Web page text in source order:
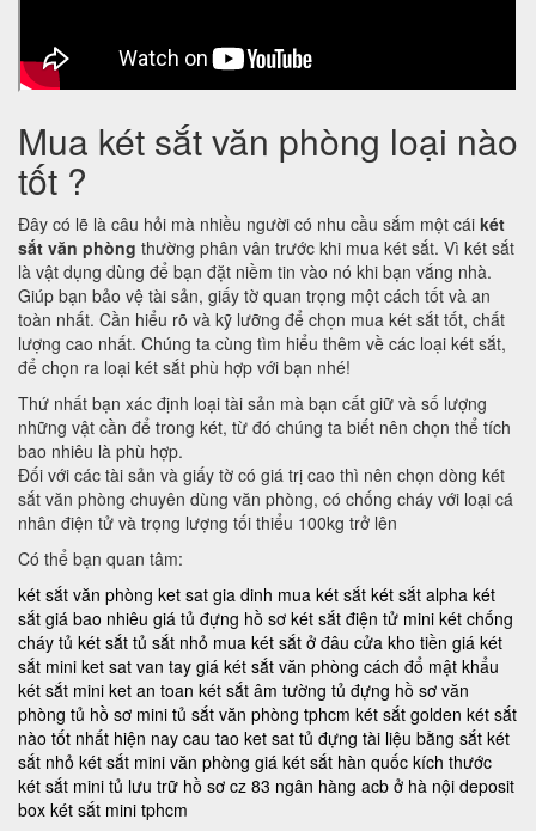
Mua két sắt văn phòng loại nào
tốt ?
Đây có lẽ là câu hỏi mà nhiều người có nhu cầu sắm một cái két
sắt văn phòng thường phân vân trước khi mua két sắt. Vì két sắt
là vật dụng dùng để bạn đặt niềm tin vào nó khi bạn vắng nhà.
Giúp bạn bảo vệ tài sản, giấy tờ quan trọng một cách tốt và an
toàn nhất. Cần hiểu rõ và kỹ lưỡng để chọn mua két sắt tốt, chất
lượng cao nhất. Chúng ta cùng tìm hiểu thêm về các loại két sắt,
để chọn ra loại két sắt phù hợp với bạn nhé!
Thứ nhất bạn xác định loại tài sản mà bạn cất giữ và số lượng
những vật cần để trong két, từ đó chúng ta biết nên chọn thể tích
bao nhiêu là phù hợp.
Đối với các tài sản và giấy tờ có giá trị cao thì nên chọn dòng két
sắt văn phòng chuyên dùng văn phòng, có chống cháy với loại cá
nhân điện tử và trọng lượng tối thiểu 100kg trở lên
Có thể bạn quan tâm:
két sắt văn phòng ket sat gia dinh mua két sắt két sắt alpha két
sắt giá bao nhiêu giá tủ đựng hồ sơ két sắt điện tử mini két chống
cháy tủ két sắt tủ sắt nhỏ mua két sắt ở đâu cửa kho tiền giá két
sắt mini ket sat van tay giá két sắt văn phòng cách đổ mật khẩu
két sắt mini ket an toan két sắt âm tường tủ đựng hồ sơ văn
phòng tủ hồ sơ mini tủ sắt văn phòng tphcm két sắt golden két sắt
nào tốt nhất hiện nay cau tao ket sat tủ đựng tài liệu bằng sắt két
sắt nhỏ két sắt mini văn phòng giá két sắt hàn quốc kích thước
két sắt mini tủ lưu trữ hồ sơ cz 83 ngân hàng acb ở hà nội deposit
box két sắt mini tphcm